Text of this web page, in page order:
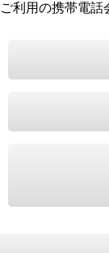
ご利用の携帯電話